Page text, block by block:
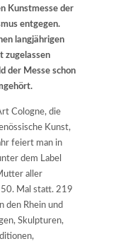
Kunstmesse der
entgegen.
langjährigen
zugelassen
der Messe schon
Cologne, die
Kunst,
feiert man in
dem Label
aller
Mal statt. 219
den Rhein und
Skulpturen,